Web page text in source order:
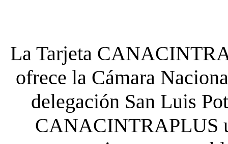
La Tarjeta
ofrece la Cámara
delegación San Luis
CANACINTRAPLUS